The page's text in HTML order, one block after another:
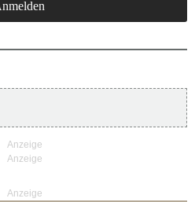
Anzeige